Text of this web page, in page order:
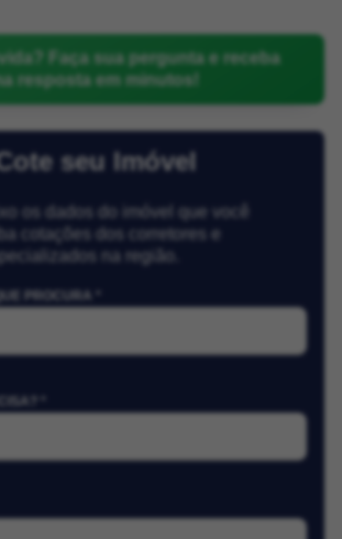
Faça sua pergunta e receba
resposta em minutos!
seu Imóvel
os dados do imóvel que você
cotações dos corretores e
na região.
PROCURA *
*